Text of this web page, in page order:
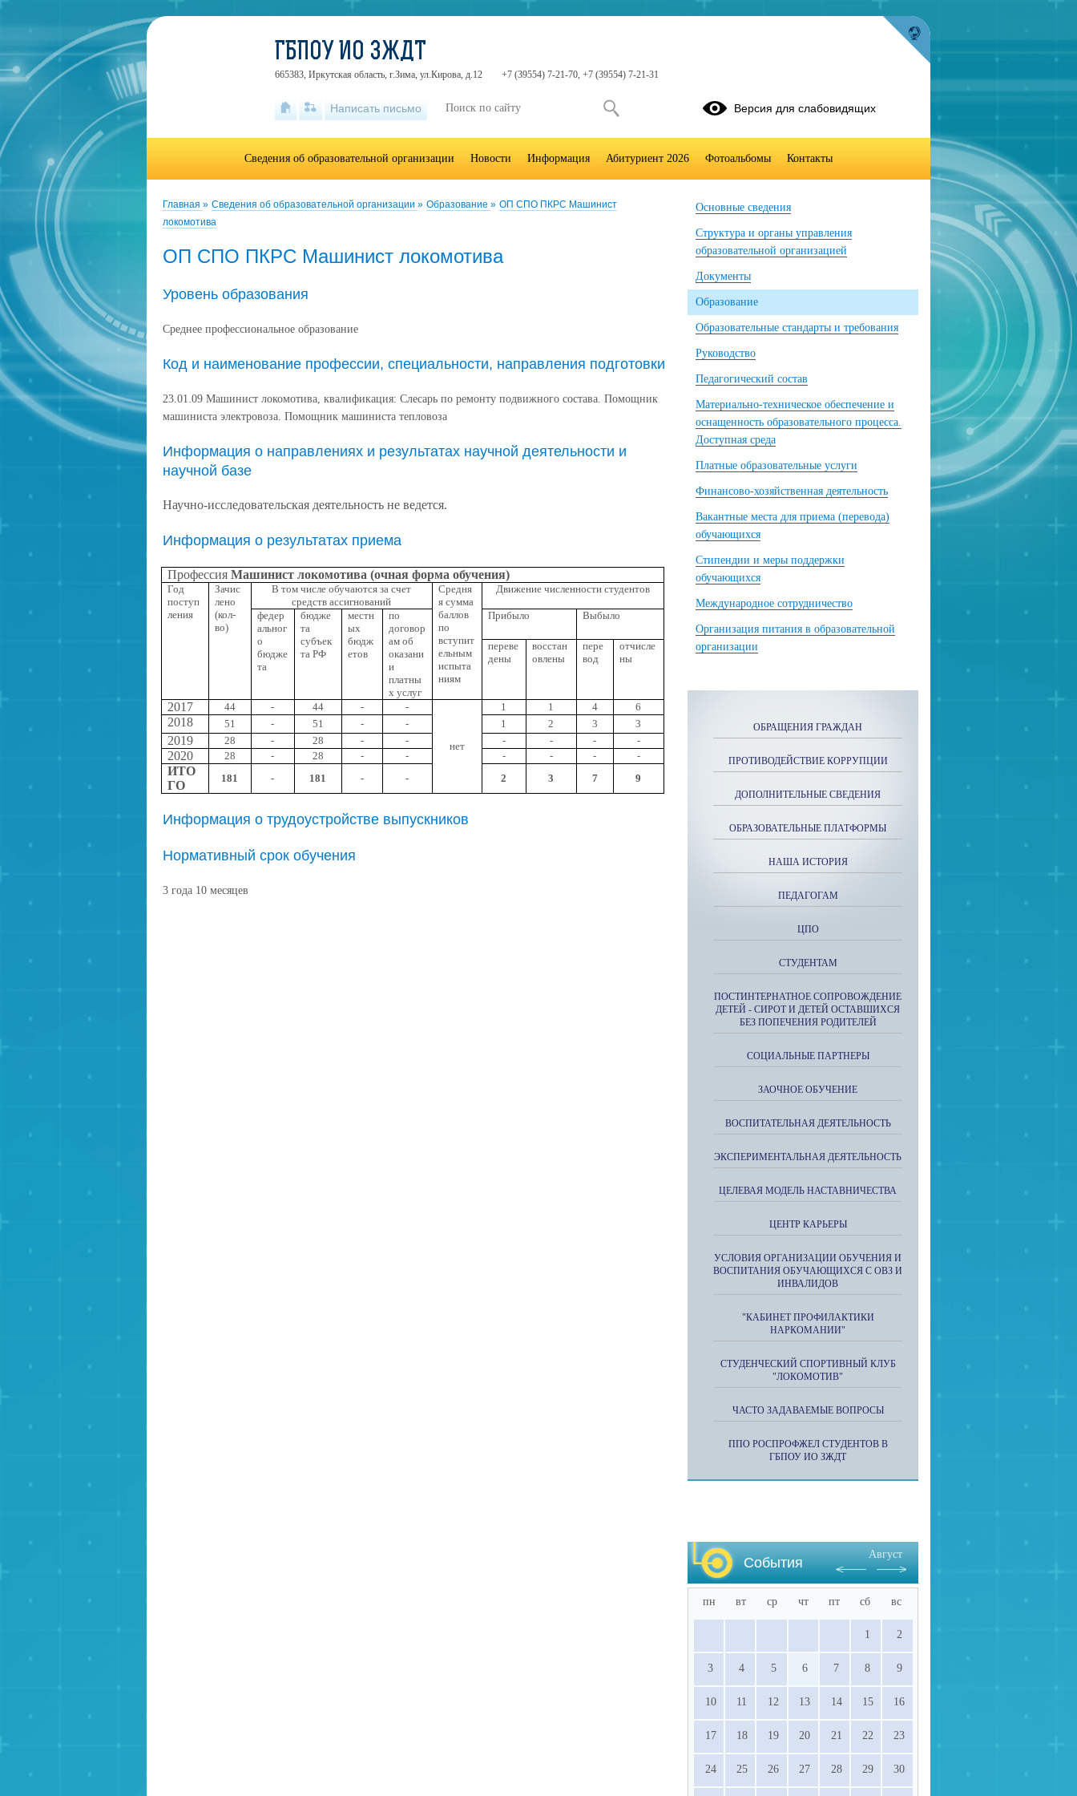
Главная » Сведения об образовательной организации » Образование » ОП СПО ПКРС Машинист
локомотива
ОП СПО ПКРС Машинист локомотива
Уровень образования
Среднее профессиональное образование
Код и наименование профессии, специальности, направления подготовки
23.01.09 Машинист локомотива, квалификация: Слесарь по ремонту подвижного состава. Помощник
машиниста электровоза. Помощник машиниста тепловоза
Информация о направлениях и результатах научной деятельности и
научной базе
Научно-исследовательская деятельность не ведется.
Информация о результатах приема
Профессия Машинист локомотива (очная форма обучения)
Год
поступ
ления
Зачис
лено
(кол-
во)
В том числе обучаются за счет
средств ассигнований
Средня
я сумма
баллов
по
вступит
ельным
испыта
ниям
Движение численности студентов
федер
альног
о
бюдже
та
бюдже
та
субъек
та РФ
местн
ых
бюдж
етов
по
договор
ам об
оказани
и
платны
х услуг
Прибыло Выбыло
переве
дены
восстан
овлены
пере
вод
отчисле
ны
2017 44 - 44 - -
нет
1 1 4 6
2018 51 - 51 - - 1 2 3 3
2019 28 - 28 - - - - - -
2020 28 - 28 - - - - - -
ИТО
ГО
181 - 181 - - 2 3 7 9
Информация о трудоустройстве выпускников
Нормативный срок обучения
3 года 10 месяцев
Основные сведения
Структура и органы управления
образовательной организацией
Документы
Образование
Образовательные стандарты и требования
Руководство
Педагогический состав
Материально-техническое обеспечение и
оснащенность образовательного процесса.
Доступная среда
Платные образовательные услуги
Финансово-хозяйственная деятельность
Вакантные места для приема (перевода)
обучающихся
Стипендии и меры поддержки
обучающихся
Международное сотрудничество
Организация питания в образовательной
организации
ОБРАЩЕНИЯ ГРАЖДАН
ПРОТИВОДЕЙСТВИЕ КОРРУПЦИИ
ДОПОЛНИТЕЛЬНЫЕ СВЕДЕНИЯ
ОБРАЗОВАТЕЛЬНЫЕ ПЛАТФОРМЫ
НАША ИСТОРИЯ
ПЕДАГОГАМ
ЦПО
СТУДЕНТАМ
ПОСТИНТЕРНАТНОЕ СОПРОВОЖДЕНИЕ
ДЕТЕЙ - СИРОТ И ДЕТЕЙ ОСТАВШИХСЯ
БЕЗ ПОПЕЧЕНИЯ РОДИТЕЛЕЙ
СОЦИАЛЬНЫЕ ПАРТНЕРЫ
ЗАОЧНОЕ ОБУЧЕНИЕ
ВОСПИТАТЕЛЬНАЯ ДЕЯТЕЛЬНОСТЬ
ЭКСПЕРИМЕНТАЛЬНАЯ ДЕЯТЕЛЬНОСТЬ
ЦЕЛЕВАЯ МОДЕЛЬ НАСТАВНИЧЕСТВА
ЦЕНТР КАРЬЕРЫ
УСЛОВИЯ ОРГАНИЗАЦИИ ОБУЧЕНИЯ И
ВОСПИТАНИЯ ОБУЧАЮЩИХСЯ С ОВЗ И
ИНВАЛИДОВ
"КАБИНЕТ ПРОФИЛАКТИКИ
НАРКОМАНИИ"
СТУДЕНЧЕСКИЙ СПОРТИВНЫЙ КЛУБ
"ЛОКОМОТИВ"
ЧАСТО ЗАДАВАЕМЫЕ ВОПРОСЫ
ППО РОСПРОФЖЕЛ СТУДЕНТОВ В
ГБПОУ ИО ЗЖДТ
События
Август
пн вт ср чт пт сб вс
1 2
3 4 5 6 7 8 9
10 11 12 13 14 15 16
17 18 19 20 21 22 23
24 25 26 27 28 29 30
ГБПОУ ИО ЗЖДТ
665383, Иркутская область, г.Зима, ул.Кирова, д.12 +7 (39554) 7-21-70, +7 (39554) 7-21-31
Написать письмо Версия для слабовидящих
Сведения об образовательной организации Новости Информация Абитуриент 2026 Фотоальбомы Контакты